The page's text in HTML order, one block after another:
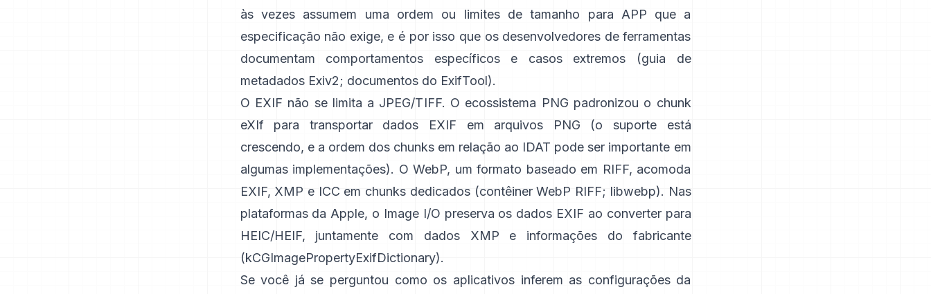
às vezes assumem uma ordem ou limites de tamanho para APP que a
especificação não exige, e é por isso que os desenvolvedores de ferramentas
documentam comportamentos específicos e casos extremos (guia de
metadados Exiv2; documentos do ExifTool).
O EXIF não se limita a JPEG/TIFF. O ecossistema PNG padronizou o chunk
eXIfpara transportar dados EXIF em arquivos PNG (o suporte está
crescendo, e a ordem dos chunks em relação ao IDAT pode ser importante em
algumas implementações). O WebP, um formato baseado em RIFF, acomoda
EXIF, XMP e ICC em chunks dedicados (contêiner WebP RIFF; libwebp). Nas
plataformas da Apple, o Image I/O preserva os dados EXIF ao converter para
HEIC/HEIF, juntamente com dados XMP e informações do fabricante
(kCGImagePropertyExifDictionary).
Se você já se perguntou como os aplicativos inferem as configurações da